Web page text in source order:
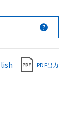
PDF出力